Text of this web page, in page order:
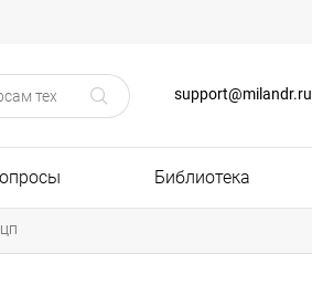
support@milandr.ru
Библиотека